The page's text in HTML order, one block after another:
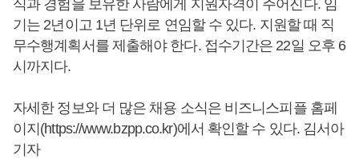
식과 경험을 보유한 사람에게 지원자격이 주어진다. 임
기는 2년이고 1년 단위로 연임할 수 있다. 지원할 때 직
무수행계획서를 제출해야 한다. 접수기간은 22일 오후 6
시까지다.
자세한 정보와 더 많은 채용 소식은 비즈니스피플 홈페
이지(https://www.bzpp.co.kr)에서 확인할 수 있다. 김서아
기자